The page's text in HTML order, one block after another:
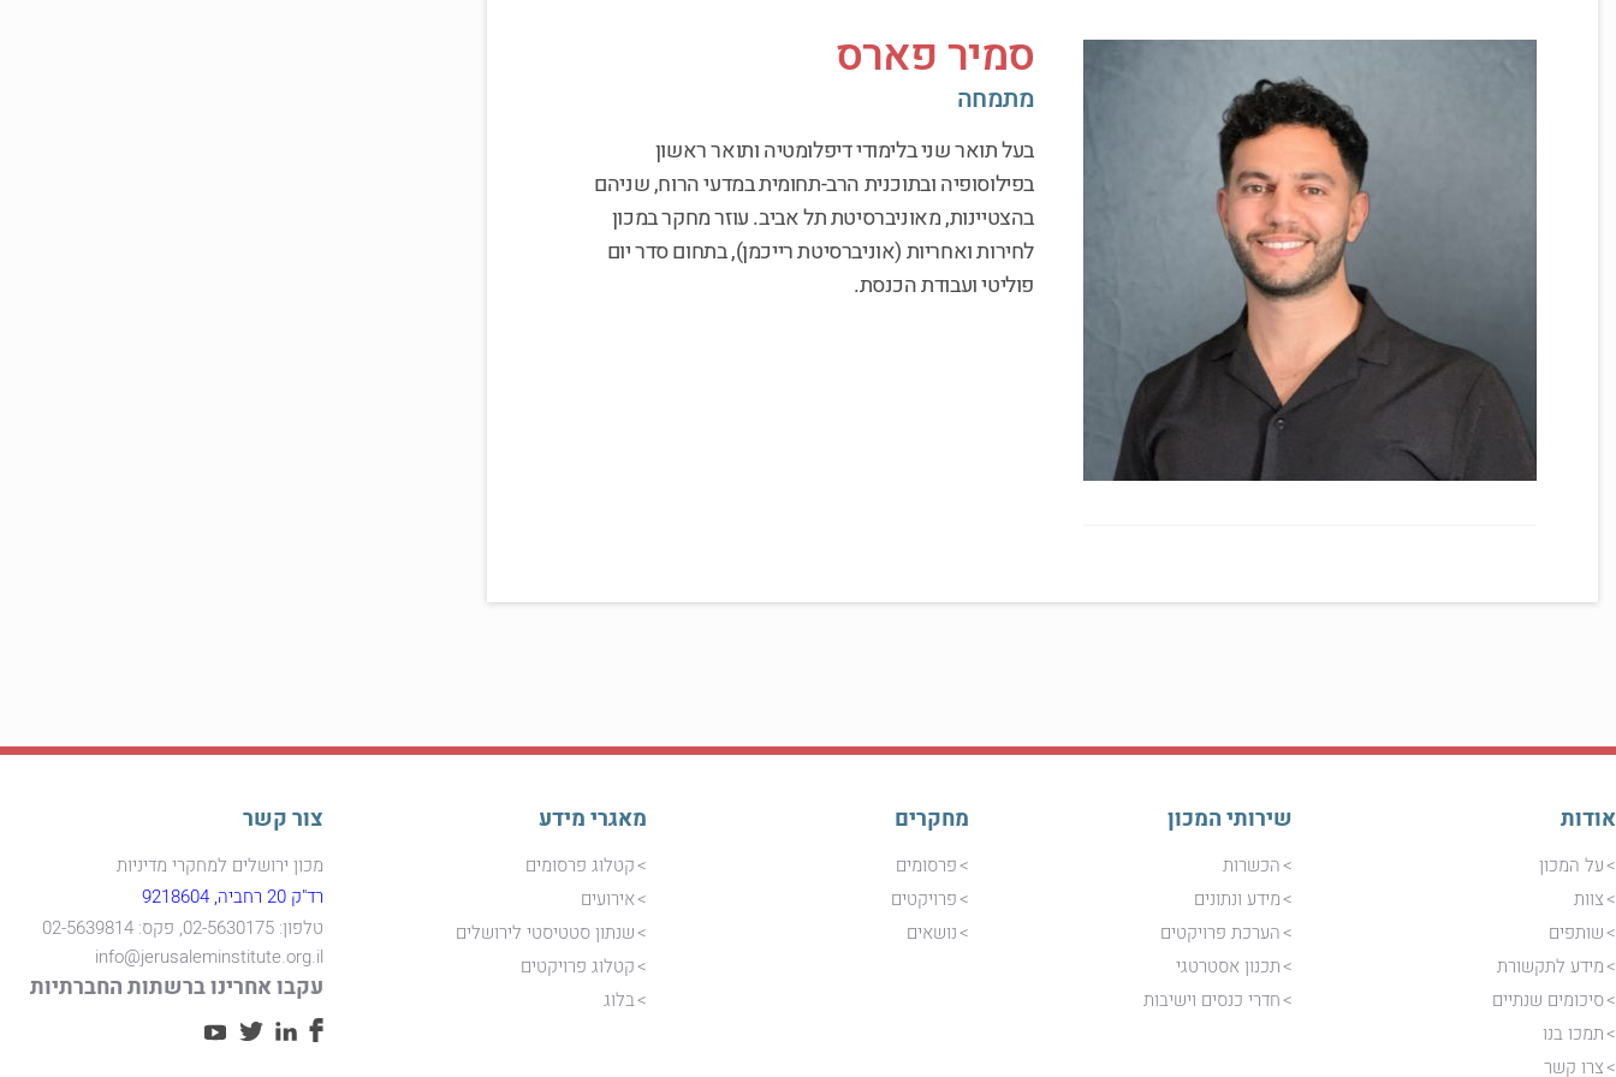
סמיר פארס
מתמחה
בעל תואר שני בלימודי דיפלומטיה ותואר ראשון
בפילוסופיה ובתוכנית הרב-תחומית במדעי הרוח, שניהם
בהצטיינות, מאוניברסיטת תל אביב. עוזר מחקר במכון
לחירות ואחריות (אוניברסיטת רייכמן), בתחום סדר יום
פוליטי ועבודת הכנסת.
אודות
על המכון
צוות
שותפים
מידע לתקשורת
סיכומים שנתיים
תמכו בנו
צרו קשר
שירותי המכון
הכשרות
מידע ונתונים
הערכת פרויקטים
תכנון אסטרטגי
חדרי כנסים וישיבות
מחקרים
פרסומים
פרויקטים
נושאים
מאגרי מידע
קטלוג פרסומים
אירועים
שנתון סטטיסטי לירושלים
קטלוג פרויקטים
בלוג
צור קשר
מכון ירושלים למחקרי מדיניות
רד"ק 20 רחביה, 9218604
טלפון: 02-5630175, פקס: 02-5639814
info@jerusaleminstitute.org.il
עקבו אחרינו ברשתות החברתיות